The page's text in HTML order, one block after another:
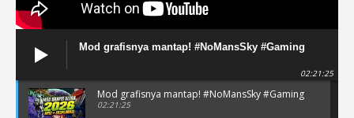
Mod grafisnya mantap! #NoMansSky #Gaming
02:21:25
Mod grafisnya mantap! #NoMansSky #Gaming
02:21:25